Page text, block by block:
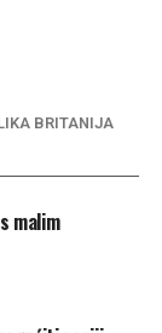
BRITANIJA
malim